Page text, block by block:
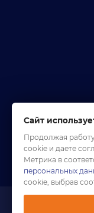
Сайт
Продолжая
cookie и даете
Метрика в
персональных
cookie, выбрав